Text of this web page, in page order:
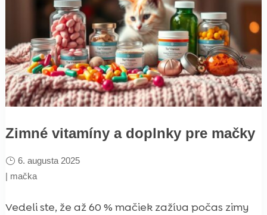
Zimné vitamíny a doplnky pre mačky
6. augusta 2025
| mačka
Vedeli ste, že až 60 % mačiek zažíva počas zimy